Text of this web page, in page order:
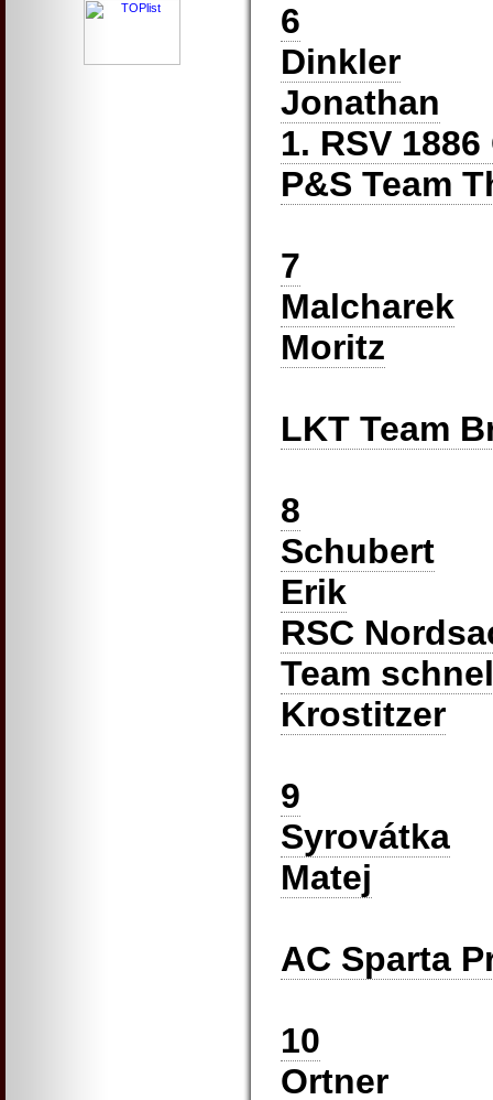
6
Dinkler
Jonathan
1. RSV
P&S Team
7
Malcharek
Moritz
LKT Team
8
Schubert
Erik
RSC
Team
Krostitzer
9
Syrovátka
Matej
AC Sparta
10
Ortner